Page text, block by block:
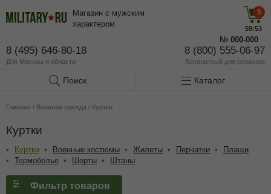
Магазин с мужским
характером
8 (495) 646-80-18
Для Москвы и области
8 (800) 555-06-97
Бесплатный для регионов
5
59:52
№ 000-000
Поиск Каталог
Главная / Военная одежда / Куртки
Куртки
Куртки Военные костюмы Жилеты Перчатки
Плащи
Термобелье
Шорты Штаны
Фильтр товаров